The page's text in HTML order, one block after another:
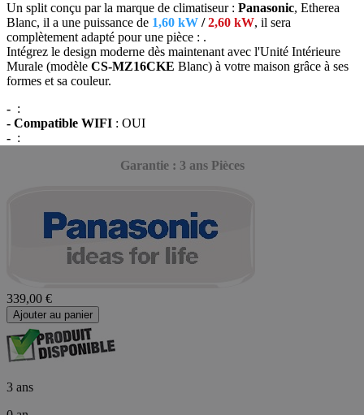
Un split conçu par la marque de climatiseur : Panasonic, Etherea
Blanc, il a une puissance de 1,60 kW /2,60 kW, il sera
complètement adapté pour une pièce : .
Intégrez le design moderne dès maintenant avec l'Unité Intérieure
Murale (modèle CS-MZ16CKE Blanc) à votre maison grâce à ses
formes et sa couleur.
- :
- Compatible WIFI : OUI
- :
Garantie : 3 ans Pièces
339,00 €
Ajouter au panier
3 ans